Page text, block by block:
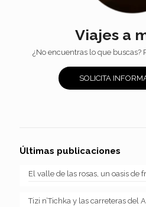
Viajes a
¿No encuentras lo que buscas?
SOLICITA
Últimas publicaciones
El valle de las rosas, un oasis de
Tizi n’Tichka y las carreteras del